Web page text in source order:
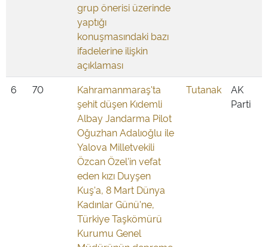
grup önerisi üzerinde
yaptığı
konuşmasındaki bazı
ifadelerine ilişkin
açıklaması
6 70
Kahramanmaraş'ta
şehit düşen Kıdemli
Albay Jandarma Pilot
Oğuzhan Adalıoğlu ile
Yalova Milletvekili
Özcan Özel'in vefat
eden kızı Duyşen
Kuş'a, 8 Mart Dünya
Kadınlar Günü'ne,
Türkiye Taşkömürü
Kurumu Genel
Tutanak
AK
Parti